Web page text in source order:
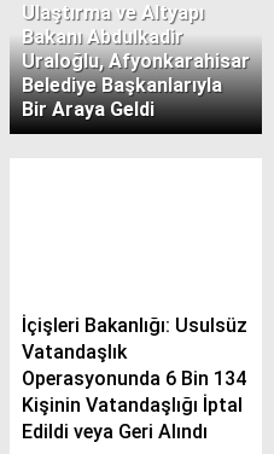
Ulaştırma ve Altyapı
Bakanı Abdulkadir
Uraloğlu, Afyonkarahisar
Belediye Başkanlarıyla
Bir Araya Geldi
İçişleri Bakanlığı: Usulsüz
Vatandaşlık
Operasyonunda 6 Bin 134
Kişinin Vatandaşlığı İptal
Edildi veya Geri Alındı